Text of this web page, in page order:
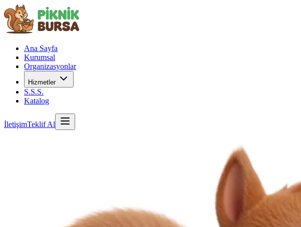
Ana Sayfa
Kurumsal
Organizasyonlar
Hizmetler
S.S.S.
Katalog
İletişimTeklif Al